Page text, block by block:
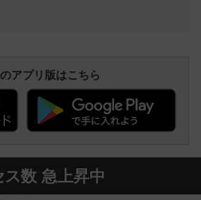
アプリ版はこちら
ス数 急上昇中